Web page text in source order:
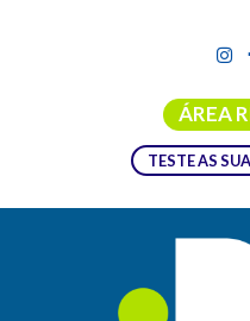
ÁREA
TESTE AS